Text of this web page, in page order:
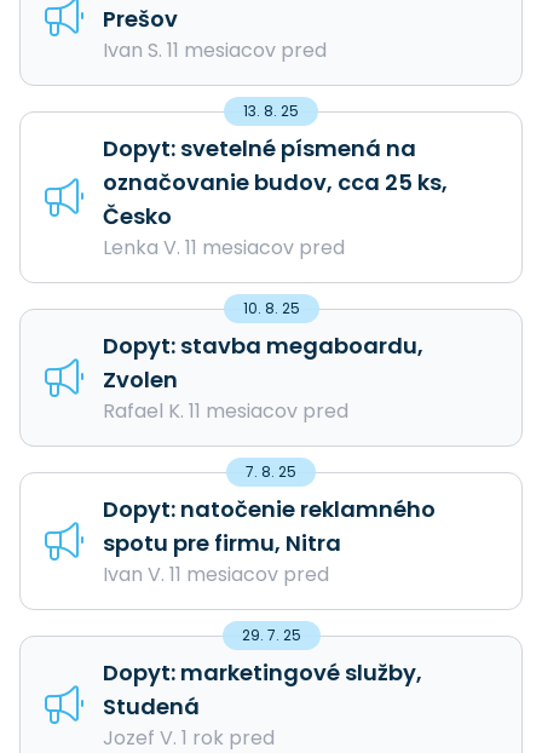
Prešov
Ivan S. 11 mesiacov pred
13. 8. 25
Dopyt: svetelné písmená na
označovanie budov, cca 25 ks,
Česko
Lenka V. 11 mesiacov pred
10. 8. 25
Dopyt: stavba megaboardu,
Zvolen
Rafael K. 11 mesiacov pred
7. 8. 25
Dopyt: natočenie reklamného
spotu pre firmu, Nitra
Ivan V. 11 mesiacov pred
29. 7. 25
Dopyt: marketingové služby,
Studená
Jozef V. 1 rok pred